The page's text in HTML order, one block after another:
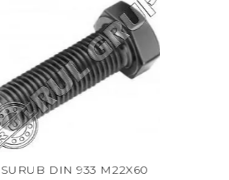
SURUB DIN 933 M22X60